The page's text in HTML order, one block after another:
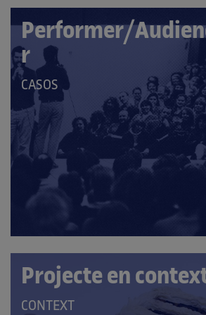
Performer/
r
QUE
PERTANY
LES
CATEGORIES:
CASOS
Projecte en
QUE
CONTEXT